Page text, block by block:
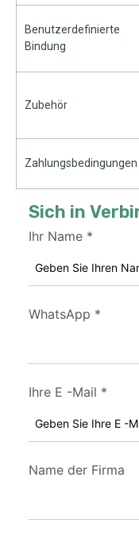
Benutzerdefinierte
Bindung
Zubehör
Zahlungsbedingungen
Sich in
Ihr Name *
WhatsApp *
Ihre E -Mail *
Name der Firma